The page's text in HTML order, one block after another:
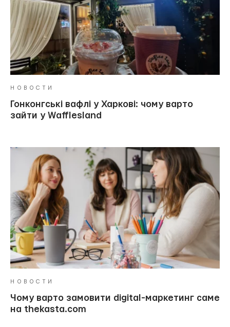
НОВОСТИ
Гонконгські вафлі у Харкові: чому варто
зайти у Wafflesland
НОВОСТИ
Чому варто замовити digital-маркетинг саме
на thekasta.com